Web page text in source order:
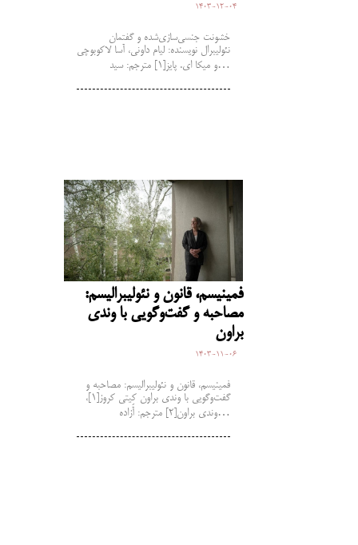
1403-12-04
خشونت جنسی‌سازی‌شده و گفتمان
نئولیبرال نویسنده: لیام داونی، آسا لاکوبوچی
و میکا ای. پایز[1] مترجم: سید…
فمینیسم، قانون و نئولیبرالیسم:
مصاحبه و گفت‌وگویی با وندی
براون
1403-11-06
فمینیسم، قانون و نئولیبرالیسم: مصاحبه و
گفت‌وگویی با وندی براون کِیتی کروز[1]،
وندی براون[2] مترجم: آزاده…